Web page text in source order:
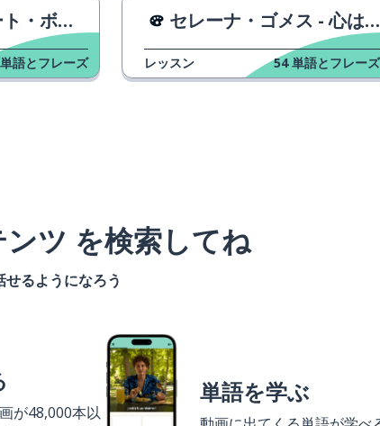
・ユー・ラヴ・ミー
単語とフレーズ
セレーナ・ゴメス - 心は望むものを望む
レッスン 54 単語とフレーズ
ツ を検索してね
るようになろう
が48,000本以
単語を学ぶ